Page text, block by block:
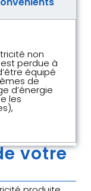
non
perdue à
équipé
de
d’énergie
les
votre